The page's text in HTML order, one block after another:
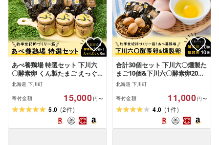
あべ養鶏場 特選セット 下川六
〇酵素卵 くん製たまご えっぐ
ぷりん たまご 玉子 タマゴ プリ
ンお菓子 おかし デザート スイ
ーツ 洋菓子 故郷 ふるさと 納税
北海道 下川町
北海道 下川町
寄付金額 15,000 円〜
5.0 (2件)
合計30個セット 下川六〇燻製た
まご10個&下川六〇酵素卵20個
ブランド卵 たまご 玉子 タマゴ
野菜 やさい 故郷 ふるさと 納税
国産 北海道産 北海道 下川町
北海道 下川町
寄付金額 11,000 円〜
4.0 (1件)